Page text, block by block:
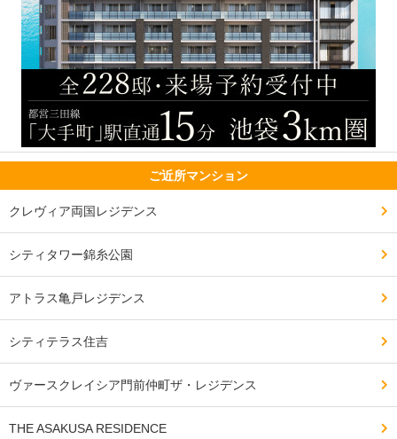
ご近所マンション
クレヴィア両国レジデンス
シティタワー錦糸公園
アトラス亀戸レジデンス
シティテラス住吉
ヴァースクレイシア門前仲町ザ・レジデンス
THE ASAKUSA RESIDENCE